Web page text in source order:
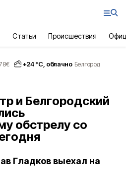
Статьи Происшествия
€ +24°С, облачно Белгород
и Белгородский
обстрелу со
Гладков выехал на